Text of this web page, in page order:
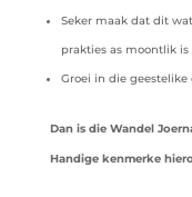
Seker maak dat dit
prakties as moontlik
Groei in die
Dan is die Wandel
Handige kenmerke